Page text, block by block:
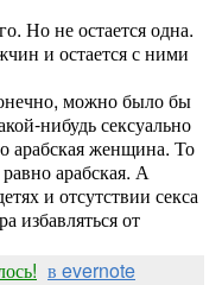
Но не остается одна.
и остается с ними
можно было бы
нибудь сексуально
арабская женщина. То
арабская. А
и отсутствии секса
избавляться от
в evernote